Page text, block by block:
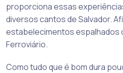
proporciona essas
diversos cantos de Salvador.
estabelecimentos espalhados
Ferroviário.
Como tudo que é bom dura